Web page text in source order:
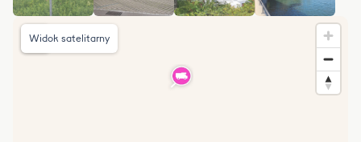
Widok satelitarny